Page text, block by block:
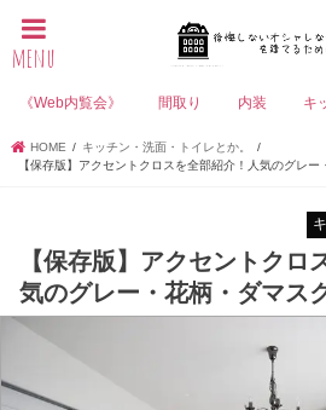
menu
《Web内覧会》 間取り 内装 キ
HOME
キッチン・洗面・トイレとか。
【保存版】アクセントクロスを全部紹介！人気のグレー
【保存版】アクセントクロ
気のグレー・花柄・ダマス